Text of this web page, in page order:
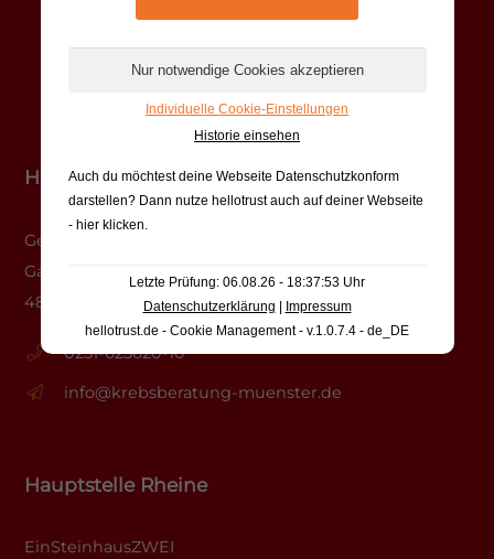
Hauptstelle Münster
Gesundheitshaus
Gasselstiege 13
48159 Münster
0251-625620-10
info@krebsberatung-muenster.de
Hauptstelle Rheine
EinSteinhausZWEI
Individuelle Cookie-Einstellungen
Historie einsehen
Auch du möchtest deine Webseite Datenschutzkonform
darstellen? Dann nutze hellotrust auch auf deiner Webseite
- hier klicken.
Letzte Prüfung: 06.08.26 - 18:37:53 Uhr
Datenschutzerklärung
Impressum
hellotrust.de - Cookie Management - v.1.0.7.4 - de_DE